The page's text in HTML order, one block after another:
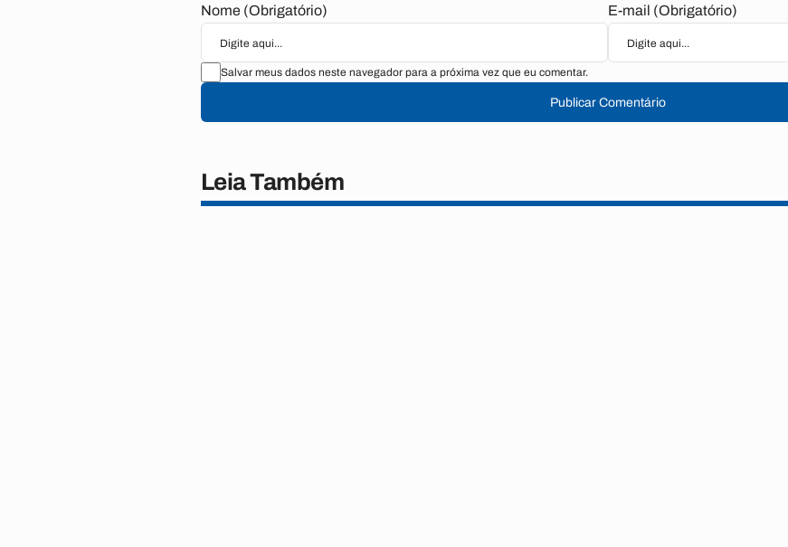
Nome (Obrigatório) E-mail (Obrigatório)
Salvar meus dados neste navegador para a próxima vez que eu comentar.
Publicar Comentário
Leia Também